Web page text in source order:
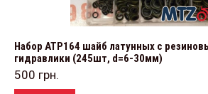
Набор АТР164 шайб латунных с
гидравлики (245шт, d=6-30мм)
500 грн.